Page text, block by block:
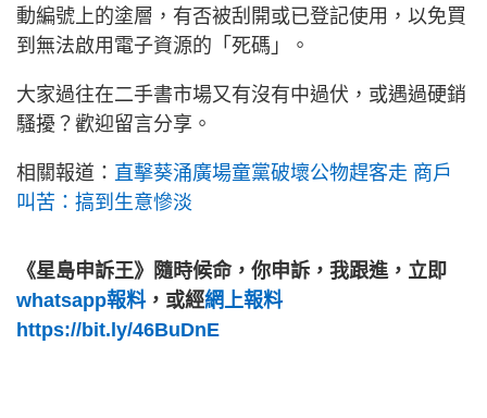
動編號上的塗層，有否被刮開或已登記使用，以免買
到無法啟用電子資源的「死碼」。
大家過往在二手書市場又有沒有中過伏，或遇過硬銷
騷擾？歡迎留言分享。
相關報道： 直擊葵涌廣場童黨破壞公物趕客走 商戶
叫苦：搞到生意慘淡
《星島申訴王》隨時候命，你申訴，我跟進，立即
whatsapp報料，或經網上報料
https://bit.ly/46BuDnE